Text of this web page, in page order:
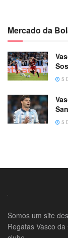
Mercado da
5
5
Somos um site
Regatas Vasco